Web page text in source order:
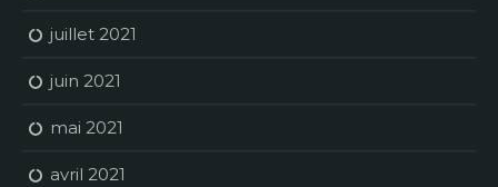
juillet 2021
juin 2021
mai 2021
avril 2021